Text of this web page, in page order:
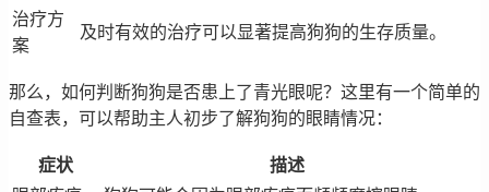
治疗方
案
及时有效的治疗可以显著提高狗狗的生存质量。
那么，如何判断狗狗是否患上了青光眼呢？这里有一个简单的
自查表，可以帮助主人初步了解狗狗的眼睛情况：
症状
描述